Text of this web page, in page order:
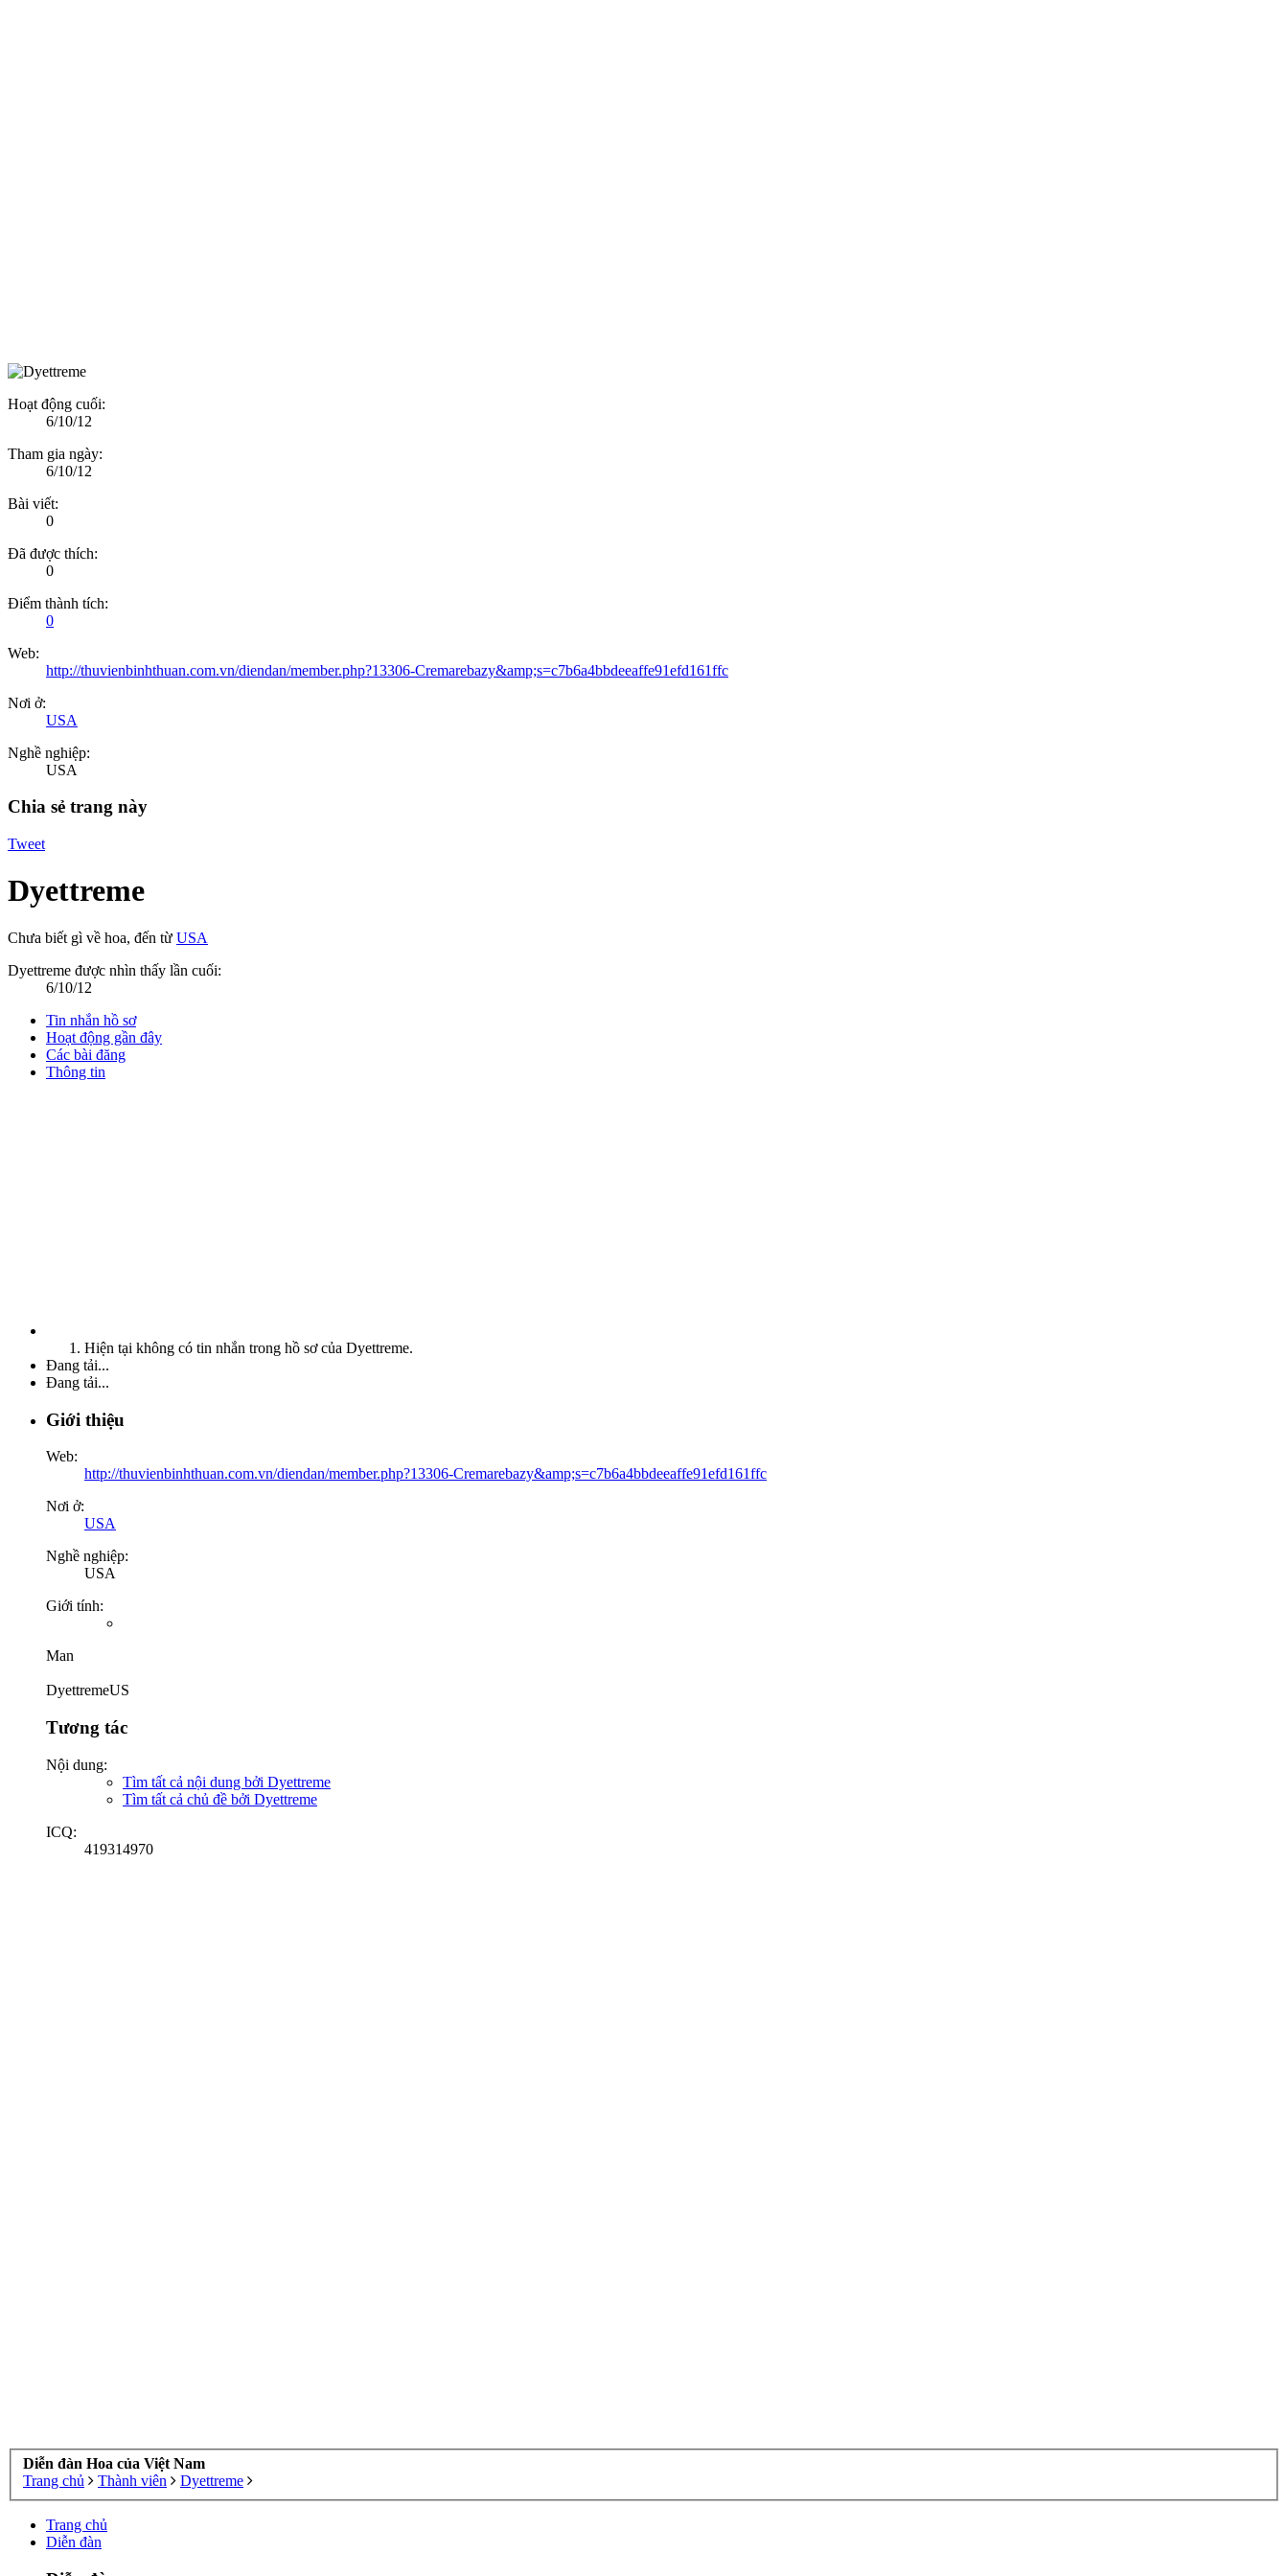
Hoạt động cuối:
6/10/12
Tham gia ngày:
6/10/12
Bài viết:
0
Đã được thích:
0
Điểm thành tích:
0
Web:
http://thuvienbinhthuan.com.vn/diendan/member.php?13306-Cremarebazy&amp;s=c7b6a4bbdeeaffe91efd161ffc
Nơi ở:
USA
Nghề nghiệp:
USA
Chia sẻ trang này
Tweet
Dyettreme
Chưa biết gì về hoa, đến từ USA
Dyettreme được nhìn thấy lần cuối:
6/10/12
Tin nhắn hồ sơ
Hoạt động gần đây
Các bài đăng
Thông tin
Hiện tại không có tin nhắn trong hồ sơ của Dyettreme.
Đang tải...
Đang tải...
Giới thiệu
Web:
http://thuvienbinhthuan.com.vn/diendan/member.php?13306-Cremarebazy&amp;s=c7b6a4bbdeeaffe91efd161ffc
Nơi ở:
USA
Nghề nghiệp:
USA
Giới tính:
Man
DyettremeUS
Tương tác
Nội dung:
Tìm tất cả nội dung bởi Dyettreme
Tìm tất cả chủ đề bởi Dyettreme
ICQ:
419314970
Diễn đàn Hoa của Việt Nam
Trang chủ
Thành viên Dyettreme
Trang chủ
Diễn đàn